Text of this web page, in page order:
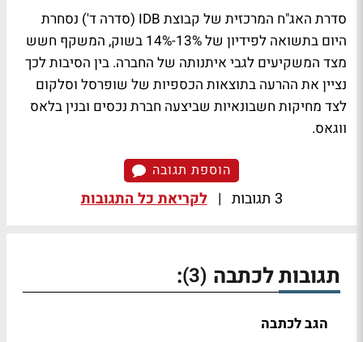
סדרת האג"ח המרכזית של קבוצת IDB (סדרה ד') נסחרת
היום בתשואה לפידיון של 13%-14% בשוק, המשקף חשש
מצד המשקיעים לגבי איתנותה של החברה. בין הסיבות לכך
נציין את ההרעה בתוצאות הכספיות של שופרסל וסלקום
לצד מחיקות חשבונאיות שביצעה חברת נכסים ובנין בלאס
ווגאס.
הוספת תגובה
3 תגובות | לקריאת כל התגובות
תגובות לכתבה (3)
:
הגב לכתבה